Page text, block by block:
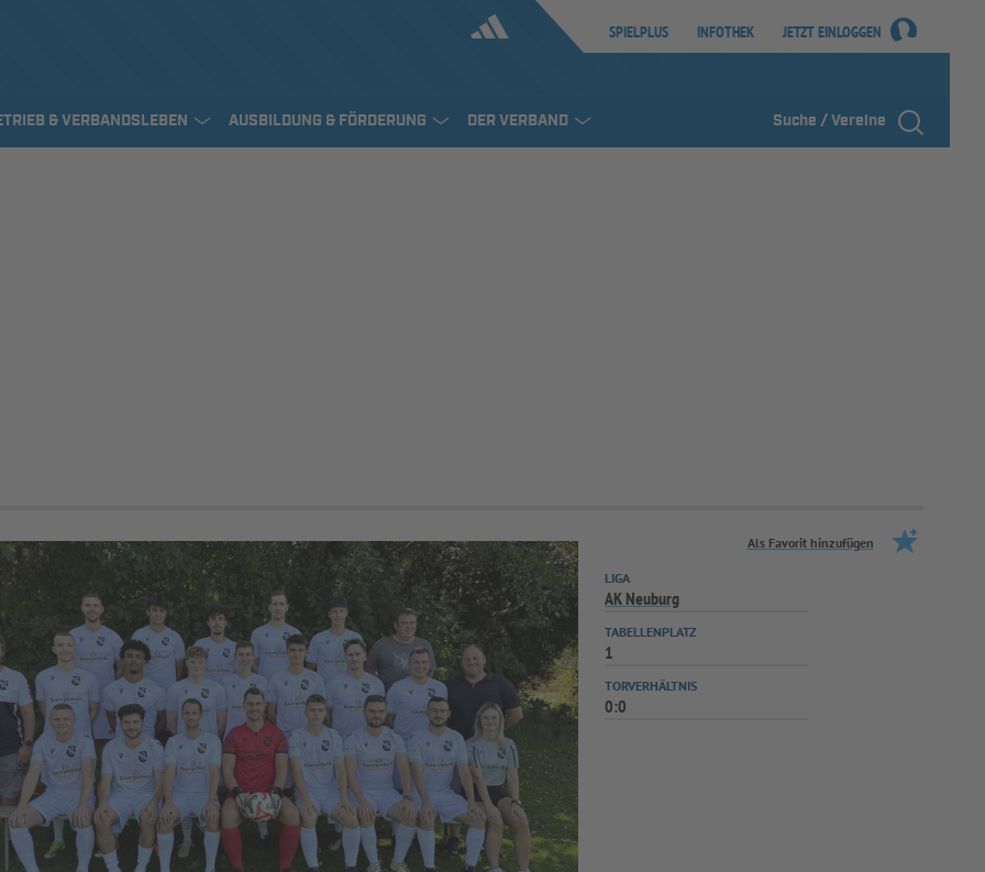
SPIELPLUS INFOTHEK JETZT EINLOGGEN
& VERBANDSLEBEN AUSBILDUNG & FÖRDERUNG DER VERBAND Suche / Vereine
Als Favorit hinzufügen
LIGA
AK Neuburg
TABELLENPLATZ
1
TORVERHÄLTNIS
0:0